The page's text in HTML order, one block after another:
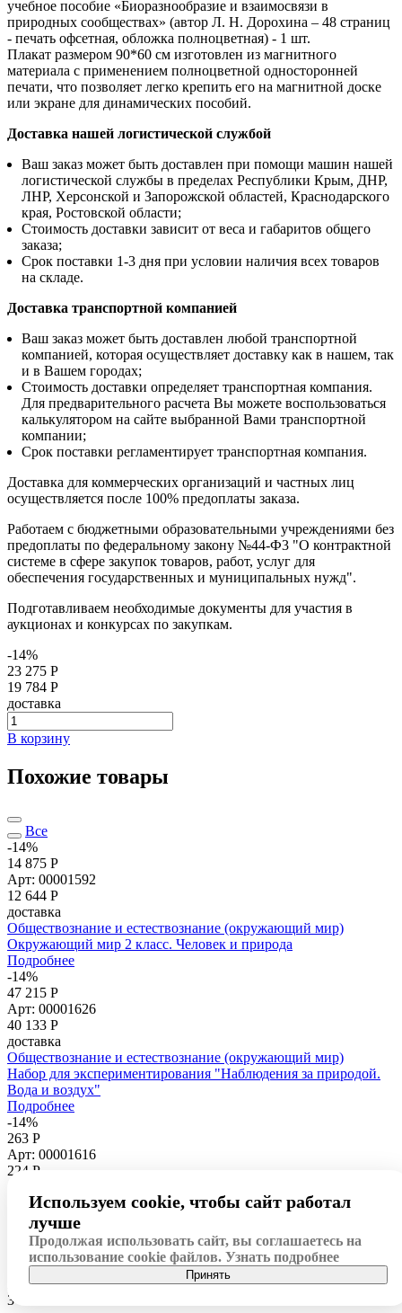
учебное пособие «Биоразнообразие и взаимосвязи в
природных сообществах» (автор Л. Н. Дорохина – 48 страниц
- печать офсетная, обложка полноцветная) - 1 шт.
Плакат размером 90*60 см изготовлен из магнитного
материала с применением полноцветной односторонней
печати, что позволяет легко крепить его на магнитной доске
или экране для динамических пособий.
Доставка нашей логистической службой
Ваш заказ может быть доставлен при помощи машин нашей
логистической службы в пределах Республики Крым, ДНР,
ЛНР, Херсонской и Запорожской областей, Краснодарского
края, Ростовской области;
Стоимость доставки зависит от веса и габаритов общего
заказа;
Срок поставки 1-3 дня при условии наличия всех товаров
на складе.
Доставка транспортной компанией
Ваш заказ может быть доставлен любой транспортной
компанией, которая осуществляет доставку как в нашем, так
и в Вашем городах;
Стоимость доставки определяет транспортная компания.
Для предварительного расчета Вы можете воспользоваться
калькулятором на сайте выбранной Вами транспортной
компании;
Срок поставки регламентирует транспортная компания.
Доставка для коммерческих организаций и частных лиц
осуществляется после 100% предоплаты заказа.
Работаем с бюджетными образовательными учреждениями без
предоплаты по федеральному закону №44-Ф3 "О контрактной
системе в сфере закупок товаров, работ, услуг для
обеспечения государственных и муниципальных нужд".
Подготавливаем необходимые документы для участия в
аукционах и конкурсах по закупкам.
-14%
23 275 Р
19 784 Р
доставка
В корзину
Похожие товары
Все
-14%
14 875 Р
Арт: 00001592
12 644 Р
доставка
Обществознание и естествознание (окружающий мир)
Окружающий мир 2 класс. Человек и природа
Подробнее
-14%
47 215 Р
Арт: 00001626
40 133 Р
доставка
Обществознание и естествознание (окружающий мир)
Набор для экспериментирования "Наблюдения за природой.
Вода и воздух"
Подробнее
-14%
263 Р
Арт: 00001616
224 Р
Обществознание и естествознание (окружающий мир)
Часы песочные 3 мин.
Подробнее
-15%
4 113 Р
Арт: 00001702
3 496
Используем cookie, чтобы сайт работал
лучше
Продолжая использовать сайт, вы соглашаетесь на
использование cookie файлов. Узнать подробнее
Принять